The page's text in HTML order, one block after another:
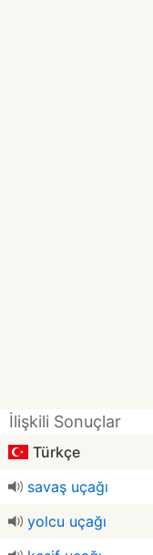
İlişkili Sonuçlar
Türkçe
savaş uçağı
yolcu uçağı